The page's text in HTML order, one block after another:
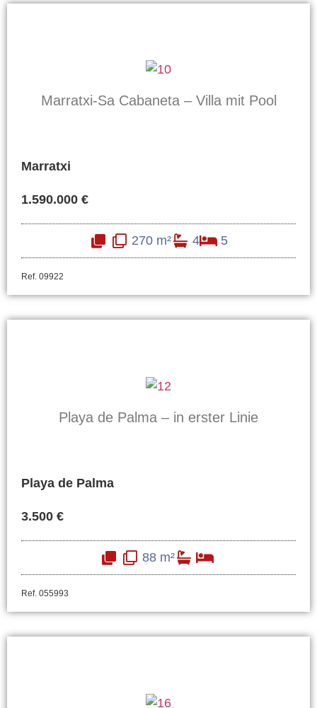
Marratxi-Sa Cabaneta – Villa mit Pool
Marratxi
1.590.000 €
270 m² 4 5
Ref. 09922
Playa de Palma – in erster Linie
Playa de Palma
3.500 €
88 m²
Ref. 055993